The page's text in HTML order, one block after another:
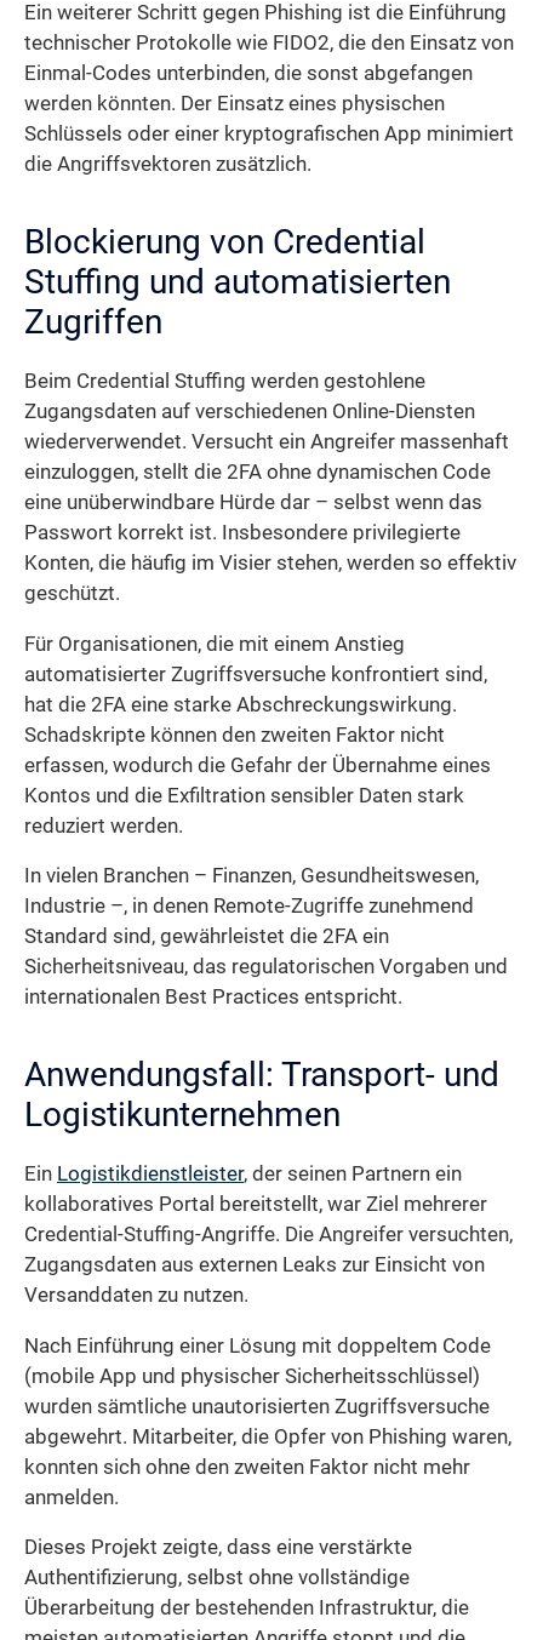
Ein weiterer Schritt gegen Phishing ist die Einführung
technischer Protokolle wie FIDO2, die den Einsatz von
Einmal-Codes unterbinden, die sonst abgefangen
werden könnten. Der Einsatz eines physischen
Schlüssels oder einer kryptografischen App minimiert
die Angriffsvektoren zusätzlich.
Blockierung von Credential
Stuffing und automatisierten
Zugriffen
Beim Credential Stuffing werden gestohlene
Zugangsdaten auf verschiedenen Online-Diensten
wiederverwendet. Versucht ein Angreifer massenhaft
einzuloggen, stellt die 2FA ohne dynamischen Code
eine unüberwindbare Hürde dar – selbst wenn das
Passwort korrekt ist. Insbesondere privilegierte
Konten, die häufig im Visier stehen, werden so effektiv
geschützt.
Für Organisationen, die mit einem Anstieg
automatisierter Zugriffsversuche konfrontiert sind,
hat die 2FA eine starke Abschreckungswirkung.
Schadskripte können den zweiten Faktor nicht
erfassen, wodurch die Gefahr der Übernahme eines
Kontos und die Exfiltration sensibler Daten stark
reduziert werden.
In vielen Branchen – Finanzen, Gesundheitswesen,
Industrie –, in denen Remote-Zugriffe zunehmend
Standard sind, gewährleistet die 2FA ein
Sicherheitsniveau, das regulatorischen Vorgaben und
internationalen Best Practices entspricht.
Anwendungsfall: Transport- und
Logistikunternehmen
Ein Logistikdienstleister, der seinen Partnern ein
kollaboratives Portal bereitstellt, war Ziel mehrerer
Credential-Stuffing-Angriffe. Die Angreifer versuchten,
Zugangsdaten aus externen Leaks zur Einsicht von
Versanddaten zu nutzen.
Nach Einführung einer Lösung mit doppeltem Code
(mobile App und physischer Sicherheitsschlüssel)
wurden sämtliche unautorisierten Zugriffsversuche
abgewehrt. Mitarbeiter, die Opfer von Phishing waren,
konnten sich ohne den zweiten Faktor nicht mehr
anmelden.
Dieses Projekt zeigte, dass eine verstärkte
Authentifizierung, selbst ohne vollständige
Überarbeitung der bestehenden Infrastruktur, die